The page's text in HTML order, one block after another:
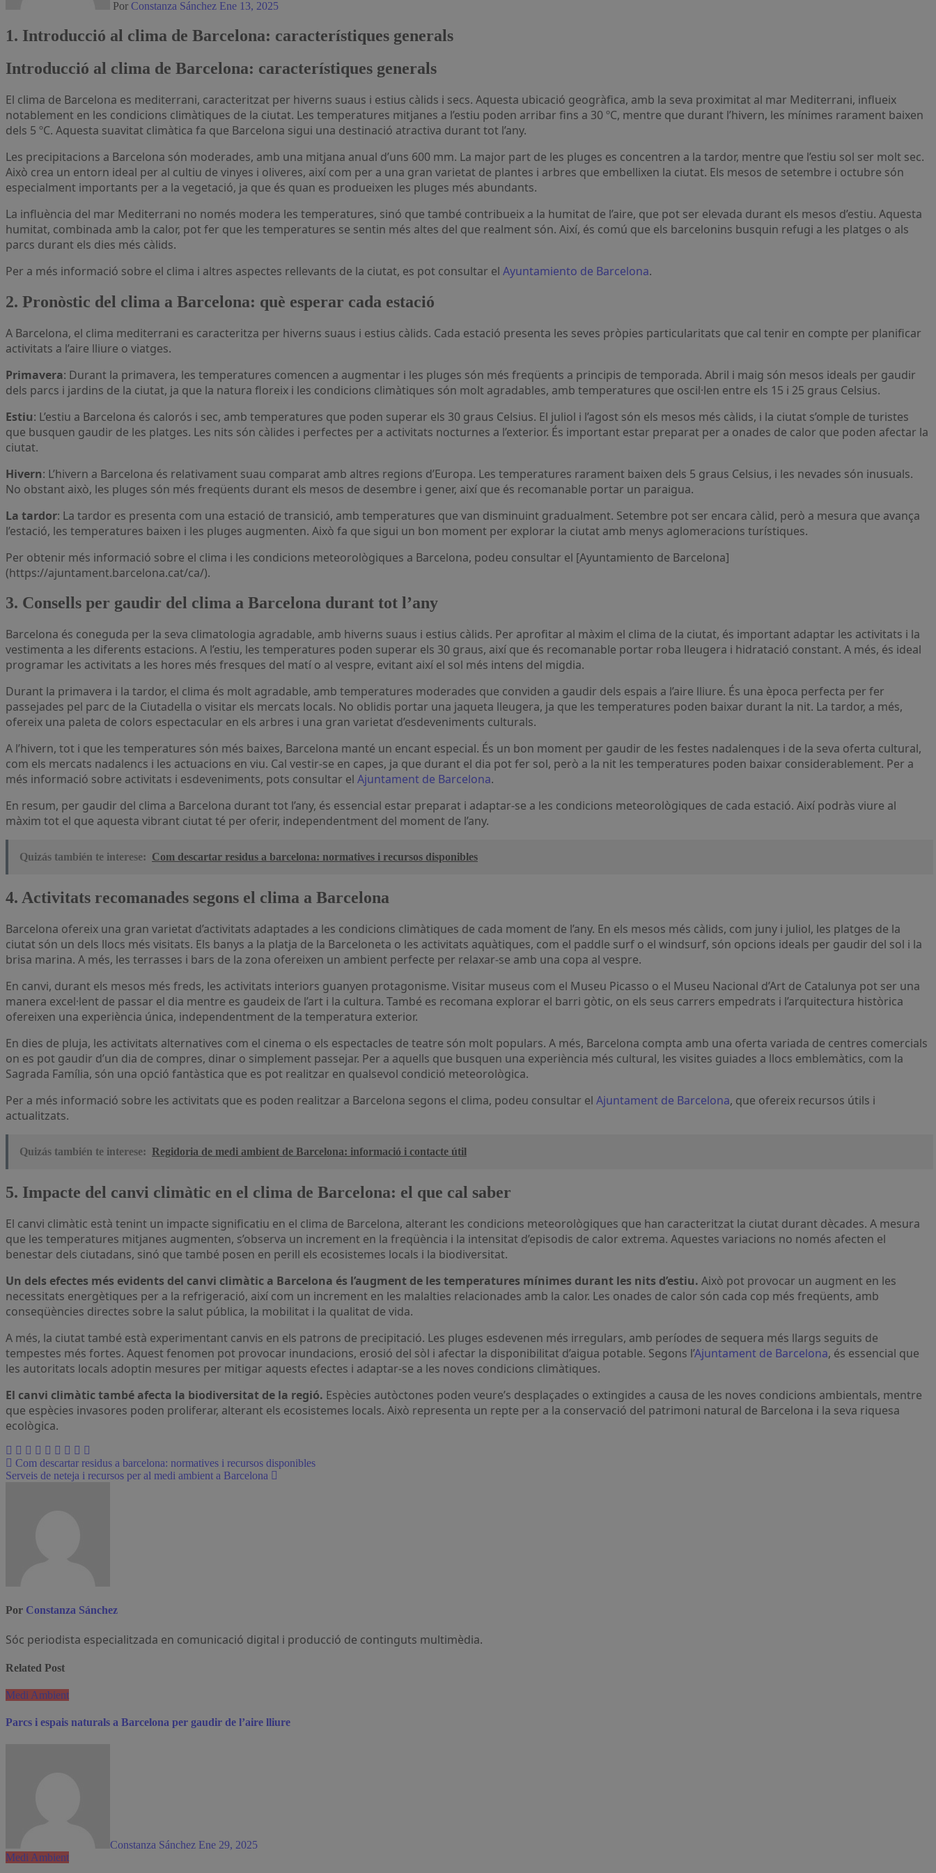
Por Constanza Sánchez Ene 13, 2025
1. Introducció al clima de Barcelona: característiques generals
Introducció al clima de Barcelona: característiques generals
El clima de Barcelona es mediterrani, caracteritzat per hiverns suaus i estius càlids i secs. Aquesta ubicació geogràfica, amb la seva proximitat al mar Mediterrani, influeix
notablement en les condicions climàtiques de la ciutat. Les temperatures mitjanes a l’estiu poden arribar fins a 30 ºC, mentre que durant l’hivern, les mínimes rarament baixen
dels 5 ºC. Aquesta suavitat climàtica fa que Barcelona sigui una destinació atractiva durant tot l’any.
Les precipitacions a Barcelona són moderades, amb una mitjana anual d’uns 600 mm. La major part de les pluges es concentren a la tardor, mentre que l’estiu sol ser molt sec.
Això crea un entorn ideal per al cultiu de vinyes i oliveres, així com per a una gran varietat de plantes i arbres que embellixen la ciutat. Els mesos de setembre i octubre són
especialment importants per a la vegetació, ja que és quan es produeixen les pluges més abundants.
La influència del mar Mediterrani no només modera les temperatures, sinó que també contribueix a la humitat de l’aire, que pot ser elevada durant els mesos d’estiu. Aquesta
humitat, combinada amb la calor, pot fer que les temperatures se sentin més altes del que realment són. Així, és comú que els barcelonins busquin refugi a les platges o als
parcs durant els dies més càlids.
Per a més informació sobre el clima i altres aspectes rellevants de la ciutat, es pot consultar el Ayuntamiento de Barcelona.
2. Pronòstic del clima a Barcelona: què esperar cada estació
A Barcelona, el clima mediterrani es caracteritza per hiverns suaus i estius càlids. Cada estació presenta les seves pròpies particularitats que cal tenir en compte per planificar
activitats a l’aire lliure o viatges.
Primavera: Durant la primavera, les temperatures comencen a augmentar i les pluges són més freqüents a principis de temporada. Abril i maig són mesos ideals per gaudir
dels parcs i jardins de la ciutat, ja que la natura floreix i les condicions climàtiques són molt agradables, amb temperatures que oscil·len entre els 15 i 25 graus Celsius.
Estiu: L’estiu a Barcelona és calorós i sec, amb temperatures que poden superar els 30 graus Celsius. El juliol i l’agost són els mesos més càlids, i la ciutat s’omple de turistes
que busquen gaudir de les platges. Les nits són càlides i perfectes per a activitats nocturnes a l’exterior. És important estar preparat per a onades de calor que poden afectar la
ciutat.
Hivern: L’hivern a Barcelona és relativament suau comparat amb altres regions d’Europa. Les temperatures rarament baixen dels 5 graus Celsius, i les nevades són inusuals.
No obstant això, les pluges són més freqüents durant els mesos de desembre i gener, així que és recomanable portar un paraigua.
La tardor: La tardor es presenta com una estació de transició, amb temperatures que van disminuint gradualment. Setembre pot ser encara càlid, però a mesura que avança
l’estació, les temperatures baixen i les pluges augmenten. Això fa que sigui un bon moment per explorar la ciutat amb menys aglomeracions turístiques.
Per obtenir més informació sobre el clima i les condicions meteorològiques a Barcelona, podeu consultar el [Ayuntamiento de Barcelona]
(https://ajuntament.barcelona.cat/ca/).
3. Consells per gaudir del clima a Barcelona durant tot l’any
Barcelona és coneguda per la seva climatologia agradable, amb hiverns suaus i estius càlids. Per aprofitar al màxim el clima de la ciutat, és important adaptar les activitats i la
vestimenta a les diferents estacions. A l’estiu, les temperatures poden superar els 30 graus, així que és recomanable portar roba lleugera i hidratació constant. A més, és ideal
programar les activitats a les hores més fresques del matí o al vespre, evitant així el sol més intens del migdia.
Durant la primavera i la tardor, el clima és molt agradable, amb temperatures moderades que conviden a gaudir dels espais a l’aire lliure. És una època perfecta per fer
passejades pel parc de la Ciutadella o visitar els mercats locals. No oblidis portar una jaqueta lleugera, ja que les temperatures poden baixar durant la nit. La tardor, a més,
ofereix una paleta de colors espectacular en els arbres i una gran varietat d’esdeveniments culturals.
A l’hivern, tot i que les temperatures són més baixes, Barcelona manté un encant especial. És un bon moment per gaudir de les festes nadalenques i de la seva oferta cultural,
com els mercats nadalencs i les actuacions en viu. Cal vestir-se en capes, ja que durant el dia pot fer sol, però a la nit les temperatures poden baixar considerablement. Per a
més informació sobre activitats i esdeveniments, pots consultar el Ajuntament de Barcelona.
En resum, per gaudir del clima a Barcelona durant tot l’any, és essencial estar preparat i adaptar-se a les condicions meteorològiques de cada estació. Així podràs viure al
màxim tot el que aquesta vibrant ciutat té per oferir, independentment del moment de l’any.
Quizás también te interese: Com descartar residus a barcelona: normatives i recursos disponibles
4. Activitats recomanades segons el clima a Barcelona
Barcelona ofereix una gran varietat d’activitats adaptades a les condicions climàtiques de cada moment de l’any. En els mesos més càlids, com juny i juliol, les platges de la
ciutat són un dels llocs més visitats. Els banys a la platja de la Barceloneta o les activitats aquàtiques, com el paddle surf o el windsurf, són opcions ideals per gaudir del sol i la
brisa marina. A més, les terrasses i bars de la zona ofereixen un ambient perfecte per relaxar-se amb una copa al vespre.
En canvi, durant els mesos més freds, les activitats interiors guanyen protagonisme. Visitar museus com el Museu Picasso o el Museu Nacional d’Art de Catalunya pot ser una
manera excel·lent de passar el dia mentre es gaudeix de l’art i la cultura. També es recomana explorar el barri gòtic, on els seus carrers empedrats i l’arquitectura històrica
ofereixen una experiència única, independentment de la temperatura exterior.
En dies de pluja, les activitats alternatives com el cinema o els espectacles de teatre són molt populars. A més, Barcelona compta amb una oferta variada de centres comercials
on es pot gaudir d’un dia de compres, dinar o simplement passejar. Per a aquells que busquen una experiència més cultural, les visites guiades a llocs emblemàtics, com la
Sagrada Família, són una opció fantàstica que es pot realitzar en qualsevol condició meteorològica.
Per a més informació sobre les activitats que es poden realitzar a Barcelona segons el clima, podeu consultar el Ajuntament de Barcelona, que ofereix recursos útils i
actualitzats.
Quizás también te interese: Regidoria de medi ambient de Barcelona: informació i contacte útil
5. Impacte del canvi climàtic en el clima de Barcelona: el que cal saber
El canvi climàtic està tenint un impacte significatiu en el clima de Barcelona, alterant les condicions meteorològiques que han caracteritzat la ciutat durant dècades. A mesura
que les temperatures mitjanes augmenten, s’observa un increment en la freqüència i la intensitat d’episodis de calor extrema. Aquestes variacions no només afecten el
benestar dels ciutadans, sinó que també posen en perill els ecosistemes locals i la biodiversitat.
Un dels efectes més evidents del canvi climàtic a Barcelona és l’augment de les temperatures mínimes durant les nits d’estiu. Això pot provocar un augment en les
necessitats energètiques per a la refrigeració, així com un increment en les malalties relacionades amb la calor. Les onades de calor són cada cop més freqüents, amb
conseqüències directes sobre la salut pública, la mobilitat i la qualitat de vida.
A més, la ciutat també està experimentant canvis en els patrons de precipitació. Les pluges esdevenen més irregulars, amb períodes de sequera més llargs seguits de
tempestes més fortes. Aquest fenomen pot provocar inundacions, erosió del sòl i afectar la disponibilitat d’aigua potable. Segons l’Ajuntament de Barcelona, és essencial que
les autoritats locals adoptin mesures per mitigar aquests efectes i adaptar-se a les noves condicions climàtiques.
El canvi climàtic també afecta la biodiversitat de la regió. Espècies autòctones poden veure’s desplaçades o extingides a causa de les noves condicions ambientals, mentre
que espècies invasores poden proliferar, alterant els ecosistemes locals. Això representa un repte per a la conservació del patrimoni natural de Barcelona i la seva riquesa
ecològica.
Navegación
de
Com descartar residus a barcelona: normatives i recursos disponibles
Serveis de neteja i recursos per al medi ambient a Barcelona
Por Constanza Sánchez
Sóc periodista especialitzada en comunicació digital i producció de continguts multimèdia.
Related Post
Medi Ambient
Parcs i espais naturals a Barcelona per gaudir de l’aire lliure
Constanza Sánchez Ene 29, 2025
Medi Ambient